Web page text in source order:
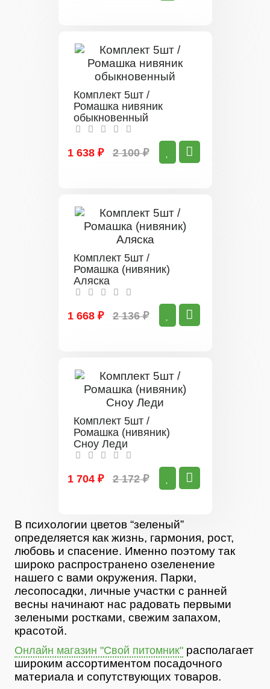
Комплект 5шт /
Ромашка нивяник
обыкновенный
1 638 ₽ 2 100 ₽
Комплект 5шт /
Ромашка (нивяник)
Аляска
1 668 ₽ 2 136 ₽
Комплект 5шт /
Ромашка (нивяник)
Сноу Леди
1 704 ₽ 2 172 ₽
В психологии цветов “зеленый”
определяется как жизнь, гармония, рост,
любовь и спасение. Именно поэтому так
широко распространено озеленение
нашего с вами окружения. Парки,
лесопосадки, личные участки с ранней
весны начинают нас радовать первыми
зелеными ростками, свежим запахом,
красотой.
Онлайн магазин "Свой питомник" располагает
широким ассортиментом посадочного
материала и сопутствующих товаров.